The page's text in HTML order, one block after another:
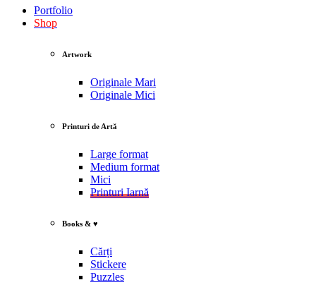
Portfolio
Shop
Artwork
Originale Mari
Originale Mici
Printuri de Artă
Large format
Medium format
Mici
Printuri Iarnă
Books & ♥
Cărți
Stickere
Puzzles